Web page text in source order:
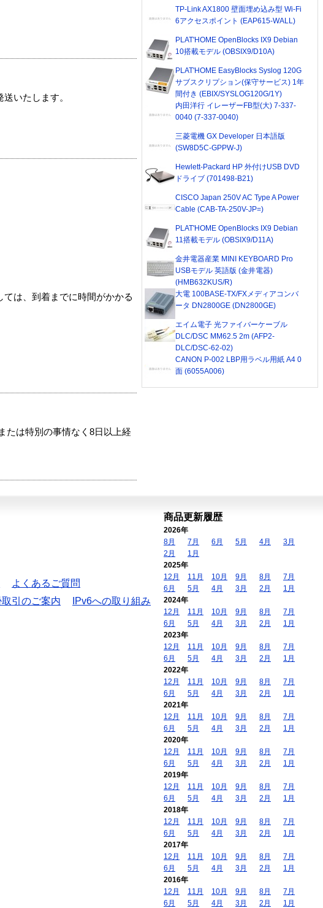
いたします。
は、到着までに時間がかかる
たは特別の事情なく8日以上経
TP-Link AX1800 壁面埋め込み型 Wi-Fi
6アクセスポイント (EAP615-WALL)
PLAT'HOME OpenBlocks IX9 Debian
10搭載モデル (OBSIX9/D10A)
PLAT'HOME EasyBlocks Syslog 120G
サブスクリプション(保守サービス) 1年
間付き (EBIX/SYSLOG120G/1Y)
内田洋行 イレーザーFB型(大) 7-337-
0040 (7-337-0040)
三菱電機 GX Developer 日本語版
(SW8D5C-GPPW-J)
Hewlett-Packard HP 外付けUSB DVD
ドライブ (701498-B21)
CISCO Japan 250V AC Type A Power
Cable (CAB-TA-250V-JP=)
PLAT'HOME OpenBlocks IX9 Debian
11搭載モデル (OBSIX9/D11A)
金井電器産業 MINI KEYBOARD Pro
USBモデル 英語版 (金井電器)
(HMB632KUS/R)
大電 100BASE-TX/FXメディアコンバ
ータ DN2800GE (DN2800GE)
エイム電子 光ファイバーケーブル
DLC/DSC MM62.5 2m (AFP2-
DLC/DSC-62-02)
CANON P-002 LBP用ラベル用紙 A4 0
面 (6055A006)
よくあるご質問
引のご案内
IPv6への取り組み
商品更新履歴
2026年
8月
7月 6月 5月 4月
3月
2月
1月
2025年
12月
11月 10月 9月 8月
7月
6月
5月 4月 3月 2月
1月
2024年
12月
11月 10月 9月 8月
7月
6月
5月 4月 3月 2月
1月
2023年
12月
11月 10月 9月 8月
7月
6月
5月 4月 3月 2月
1月
2022年
12月
11月 10月 9月 8月
7月
6月
5月 4月 3月 2月
1月
2021年
12月
11月 10月 9月 8月
7月
6月
5月 4月 3月 2月
1月
2020年
12月
11月 10月 9月 8月
7月
6月
5月 4月 3月 2月
1月
2019年
12月
11月 10月 9月 8月
7月
6月
5月 4月 3月 2月
1月
2018年
12月
11月 10月 9月 8月
7月
6月
5月 4月 3月 2月
1月
2017年
12月
11月 10月 9月 8月
7月
6月
5月 4月 3月 2月
1月
2016年
12月
11月 10月 9月 8月
7月
6月
5月 4月 3月 2月 1月